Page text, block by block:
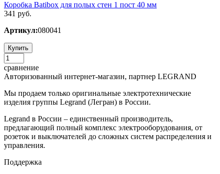
Коробка Batibox для полых стен 1 пост 40 мм
341 руб.
Артикул:080041
Купить
сравнение
Авторизованный интернет-магазин, партнер LEGRAND
Мы продаем только оригинальные электротехнические
изделия группы Legrand (Легран) в России.
Legrand в России – единственный производитель,
предлагающий полный комплекс электрооборудования, от
розеток и выключателей до сложных систем распределения и
управления.
Поддержка